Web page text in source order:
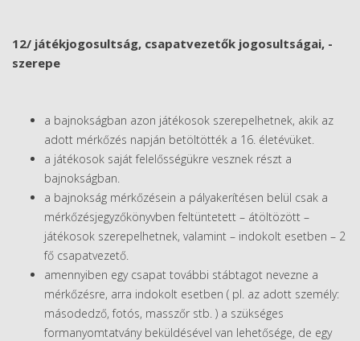
12/ játékjogosultság, csapatvezetők jogosultságai, -
szerepe
a bajnokságban azon játékosok szerepelhetnek, akik az
adott mérkőzés napján betöltötték a 16. életévüket.
a játékosok saját felelősségükre vesznek részt a
bajnokságban.
a bajnokság mérkőzésein a pályakerítésen belül csak a
mérkőzésjegyzőkönyvben feltüntetett – átöltözött –
játékosok szerepelhetnek, valamint – indokolt esetben – 2
fő csapatvezető.
amennyiben egy csapat további stábtagot nevezne a
mérkőzésre, arra indokolt esetben ( pl. az adott személy:
másodedző, fotós, masszőr stb. ) a szükséges
formanyomtatvány beküldésével van lehetősége, de egy